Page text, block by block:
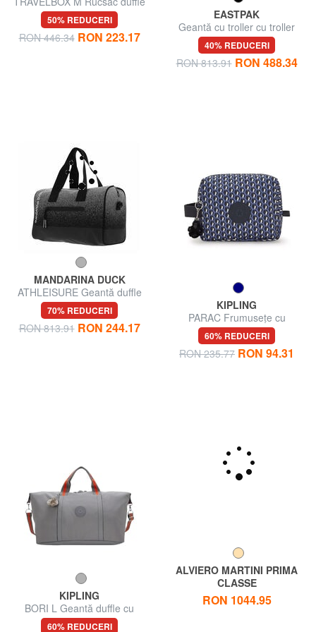
TRAVELBOX M Rucsac duffle
mediu
50% REDUCERI
RON 446.34 RON 223.17
EASTPAK
Geantă cu troller cu troller
CONTAINER 85
40% REDUCERI
RON 813.91 RON 488.34
MANDARINA DUCK
ATHLEISURE Geantă duffle
cu curea de umăr
70% REDUCERI
RON 813.91 RON 244.17
KIPLING
PARAC Frumusețe cu
manșetă
60% REDUCERI
RON 235.77 RON 94.31
KIPLING
BORI L Geantă duffle cu
curea de umăr
ALVIERO MARTINI PRIMA
CLASSE
GEO CLASSIC Geanta de
RON 1044.95